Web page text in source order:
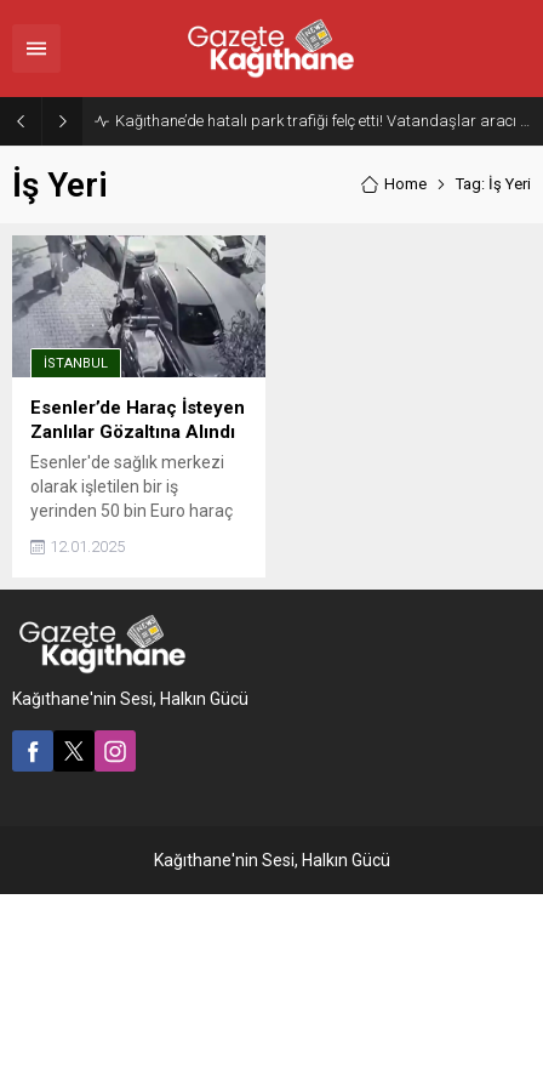
İş Yeri Home Tag: İş Yeri
İSTANBUL
Esenler’de Haraç İsteyen
Zanlılar Gözaltına Alındı
Esenler'de sağlık merkezi
olarak işletilen bir iş
yerinden 50 bin Euro haraç
kurşunlayan zanlılar
kameraya yansıdı. Olay, olay
Esenler Menderes Mahallesi
12.01.2025
Kağıthane'nin Sesi, Halkın Gücü
Kağıthane'nin Sesi, Halkın Gücü